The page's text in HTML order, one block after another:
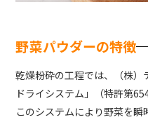
野菜パウダーの特徴
乾燥粉砕の工程では、（株）
ドライシステム」（特許第
このシステムにより野菜を